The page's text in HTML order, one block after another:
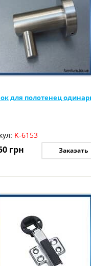
для полотенец
K-6153
грн Заказать